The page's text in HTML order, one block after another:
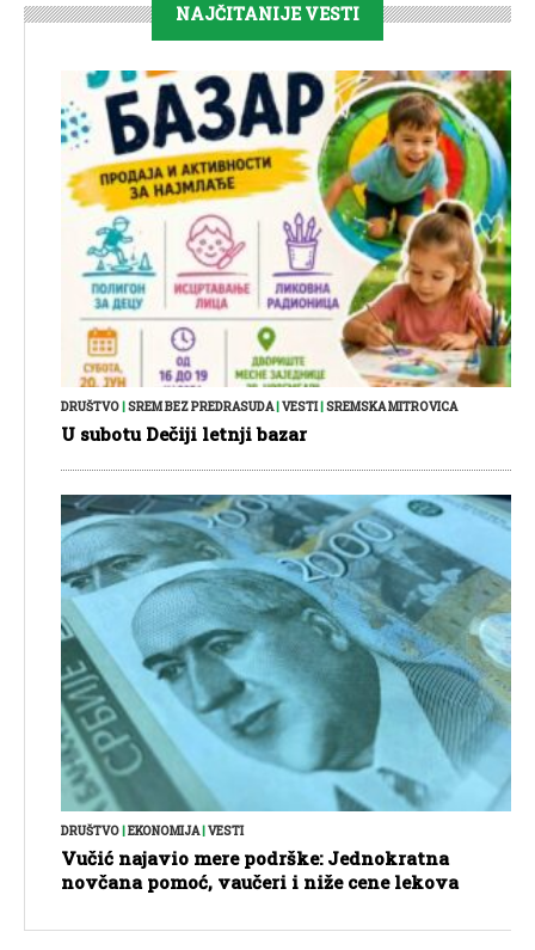
NAJČITANIJE VESTI
DRUŠTVO|SREM BEZ PREDRASUDA|VESTI|SREMSKA MITROVICA
U subotu Dečiji letnji bazar
DRUŠTVO EKONOMIJA| VESTI
Vučić najavio mere podrške: Jednokratna
novčana pomoć, vaučeri i niže cene lekova